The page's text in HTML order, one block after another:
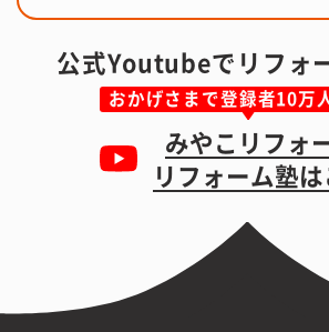
公式Youtubeでリフォ
おかげさまで登録者10万
みやこリフォ
リフォーム塾